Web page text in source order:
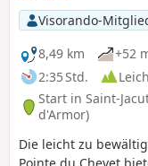
Visorando-
8,49 km
+52
2:35 Std.
Start in Saint-
d'Armor)
Die leicht zu
Pointe du Chevet